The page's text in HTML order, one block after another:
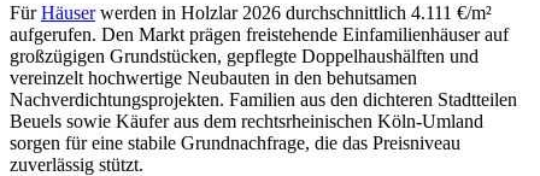
FürHäuserwerden in Holzlar 2026 durchschnittlich 4.111 €/m²
aufgerufen. Den Markt prägen freistehende Einfamilienhäuser auf
großzügigen Grundstücken, gepflegte Doppelhaushälften und
vereinzelt hochwertige Neubauten in den behutsamen
Nachverdichtungsprojekten. Familien aus den dichteren Stadtteilen
Beuels sowie Käufer aus dem rechtsrheinischen Köln-Umland
sorgen für eine stabile Grundnachfrage, die das Preisniveau
zuverlässig stützt.